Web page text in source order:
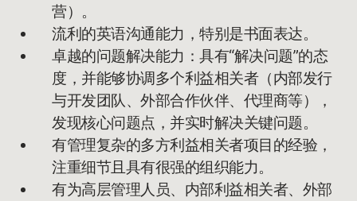
营）。
流利的英语沟通能力，特别是书面表达。
卓越的问题解决能力：具有“解决问题”的态
度，并能够协调多个利益相关者（内部发行
与开发团队、外部合作伙伴、代理商等），
发现核心问题点，并实时解决关键问题。
有管理复杂的多方利益相关者项目的经验，
注重细节且具有很强的组织能力。
有为高层管理人员、内部利益相关者、外部